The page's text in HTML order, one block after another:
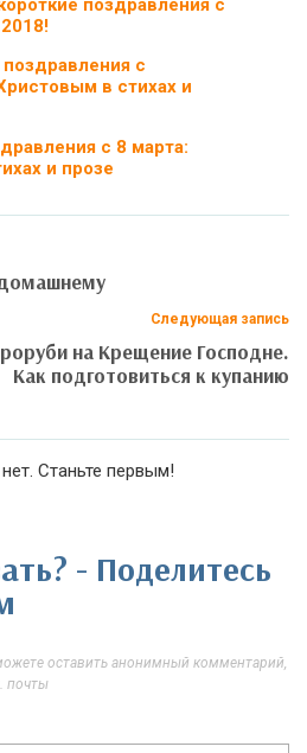
поздравления с
с
в стихах и
с 8 марта:
и прозе
Следующая запись
на Крещение Господне.
Как подготовиться к купанию
Станьте первым!
- Поделитесь
оставить анонимный комментарий,
почты